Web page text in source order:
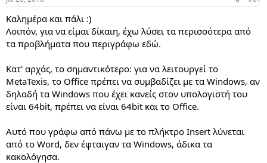
r
t
e
e
Καλημέρα και πάλι :)
Λοιπόν, για να είμαι δίκαιη, έχω λύσει τα περισσότερα από
τα προβλήματα που περιγράφω εδώ.
Κατ' αρχάς, το σημαντικότερο: για να λειτουργεί το
MetaTexis, το Office πρέπει να συμβαδίζει με τα Windows, αν
δηλαδή τα Windows που έχει κανείς στον υπολογιστή του
είναι 64bit, πρέπει να είναι 64bit και το Office.
Αυτό που γράφω από πάνω με το πλήκτρο Insert λύνεται
από το Word, δεν έφταιγαν τα Windows, άδικα τα
κακολόγησα.